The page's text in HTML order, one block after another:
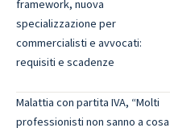
framework, nuova
specializzazione per
commercialisti e avvocati:
requisiti e scadenze
Malattia con partita IVA, “Molti
professionisti non sanno a cosa